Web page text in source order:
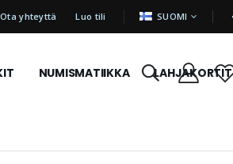
Ota yhteyttä Luo tili KIELI SUOMI |
NUMISMATIIKKA LAHJAKORTIT